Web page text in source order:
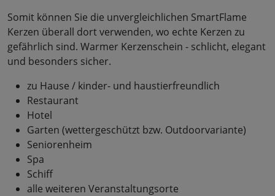
Somit können Sie die unvergleichlichen SmartFlame
Kerzen überall dort verwenden, wo echte Kerzen zu
gefährlich sind. Warmer Kerzenschein - schlicht, elegant
und besonders sicher.
zu Hause / kinder- und haustierfreundlich
Restaurant
Hotel
Garten (wettergeschützt bzw. Outdoorvariante)
Seniorenheim
Spa
Schiff
alle weiteren Veranstaltungsorte